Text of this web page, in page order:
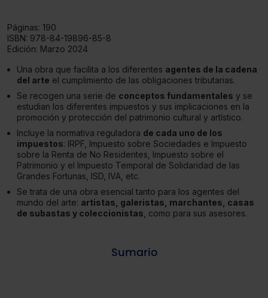
Páginas: 190
ISBN: 978-84-19896-85-8
Edición: Marzo 2024
Una obra que facilita a los diferentes agentes de la cadena
del arte el cumplimiento de las obligaciones tributarias.
Se recogen una serie de conceptos fundamentales y se
estudian los diferentes impuestos y sus implicaciones en la
promoción y protección del patrimonio cultural y artístico.
Incluye la normativa reguladora de cada uno de los
impuestos: IRPF, Impuesto sobre Sociedades e Impuesto
sobre la Renta de No Residentes, Impuesto sobre el
Patrimonio y el Impuesto Temporal de Solidaridad de las
Grandes Fortunas, ISD, IVA, etc.
Se trata de una obra esencial tanto para los agentes del
mundo del arte: artistas, galeristas, marchantes, casas
de subastas y coleccionistas , como para sus asesores.
Sumario